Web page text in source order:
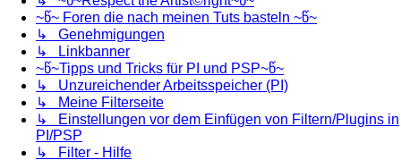
~წ~ Foren die nach meinen Tuts basteln ~წ~
↳ Genehmigungen
↳ Linkbanner
~წ~Tipps und Tricks für PI und PSP~წ~
↳ Unzureichender Arbeitsspeicher (PI)
↳ Meine Filterseite
↳ Einstellungen vor dem Einfügen von Filtern/Plugins in
PI/PSP
↳ Filter - Hilfe